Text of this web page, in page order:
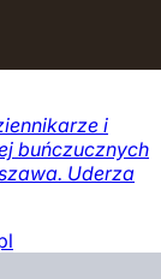
i
buńczucznych
Uderza